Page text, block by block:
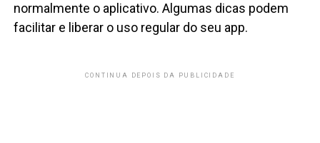
normalmente o aplicativo. Algumas dicas podem
facilitar e liberar o uso regular do seu app.
CONTINUA DEPOIS DA PUBLICIDADE